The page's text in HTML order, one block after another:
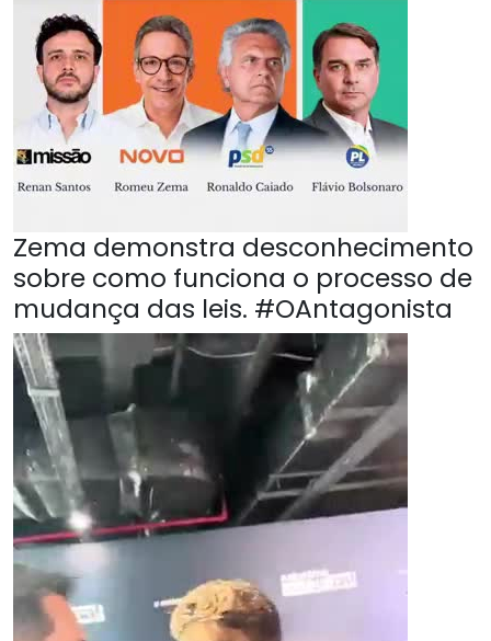
Zema demonstra desconhecimento
sobre como funciona o processo de
mudança das leis. #OAntagonista